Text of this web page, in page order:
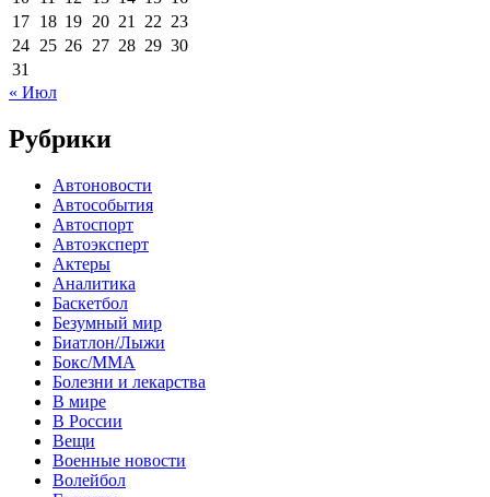
17 18 19 20 21 22 23
24 25 26 27 28 29 30
31
« Июл
Рубрики
Автоновости
Автособытия
Автоспорт
Автоэксперт
Актеры
Аналитика
Баскетбол
Безумный мир
Биатлон/Лыжи
Бокс/MMA
Болезни и лекарства
В мире
В России
Вещи
Военные новости
Волейбол